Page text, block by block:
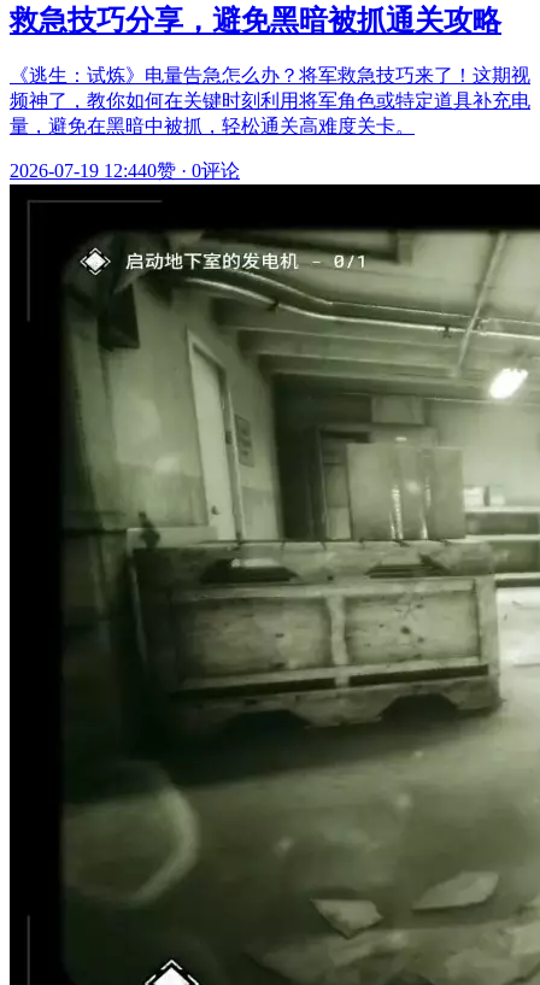
救急技巧分享，避免黑暗被抓通关攻略
《逃生：试炼》电量告急怎么办？将军救急技巧来了！这期视
频神了，教你如何在关键时刻利用将军角色或特定道具补充电
量，避免在黑暗中被抓，轻松通关高难度关卡。
2026-07-19 12:440赞 · 0评论